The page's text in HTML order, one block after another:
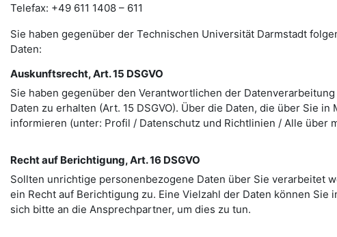
Telefax: +49 611 1408 – 611
Sie haben gegenüber der Technischen Universität Darmstadt
Daten:
Auskunftsrecht, Art. 15 DSGVO
Sie haben gegenüber den Verantwortlichen der
Daten zu erhalten (Art. 15 DSGVO). Über die Daten, die über Sie
informieren (unter: Profil / Datenschutz und Richtlinien / Alle über
Recht auf Berichtigung, Art. 16 DSGVO
Sollten unrichtige personenbezogene Daten über Sie verarbeitet
ein Recht auf Berichtigung zu. Eine Vielzahl der Daten können
sich bitte an die Ansprechpartner, um dies zu tun.